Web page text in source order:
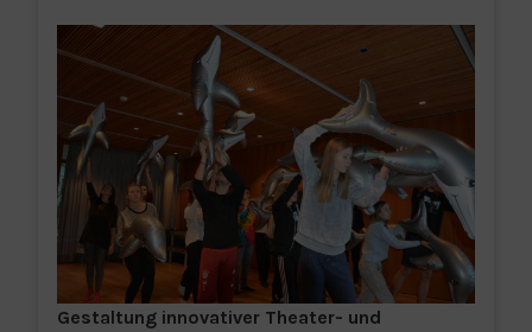
Gestaltung innovativer Theater- und